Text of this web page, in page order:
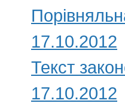
17.10.2012
Текст
17.10.2012